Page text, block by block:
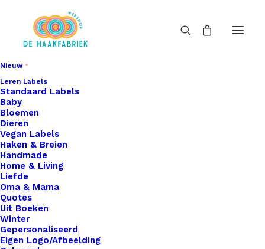
Nieuw
Leren Labels
Standaard Labels
Baby
Bloemen
Dieren
Vegan Labels
Haken & Breien
Handmade
Home & Living
Liefde
Oma & Mama
Quotes
Uit Boeken
Winter
Gepersonaliseerd
Eigen Logo/Afbeelding